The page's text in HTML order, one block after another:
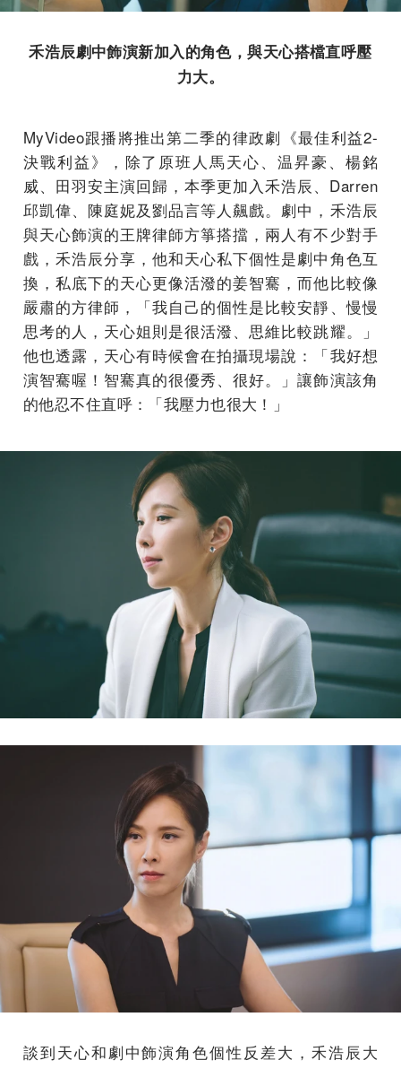
禾浩辰劇中飾演新加入的角色，與天心搭檔直呼壓
力大。
MyVideo跟播將推出第二季的律政劇《最佳利益2-
決戰利益》，除了原班人馬天心、温昇豪、楊銘
威、田羽安主演回歸，本季更加入禾浩辰、Darren
邱凱偉、陳庭妮及劉品言等人飆戲。劇中，禾浩辰
與天心飾演的王牌律師方箏搭擋，兩人有不少對手
戲，禾浩辰分享，他和天心私下個性是劇中角色互
換，私底下的天心更像活潑的姜智騫，而他比較像
嚴肅的方律師，「我自己的個性是比較安靜、慢慢
思考的人，天心姐則是很活潑、思維比較跳耀。」
他也透露，天心有時候會在拍攝現場說：「我好想
演智騫喔！智騫真的很優秀、很好。」讓飾演該角
的他忍不住直呼：「我壓力也很大！」
談到天心和劇中飾演角色個性反差大，禾浩辰大